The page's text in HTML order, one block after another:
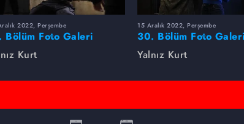
2022, Perşembe
Bölüm Foto Galeri
Kurt
15 Aralık 2022, Perşembe
30. Bölüm Foto Galeri
Yalnız Kurt